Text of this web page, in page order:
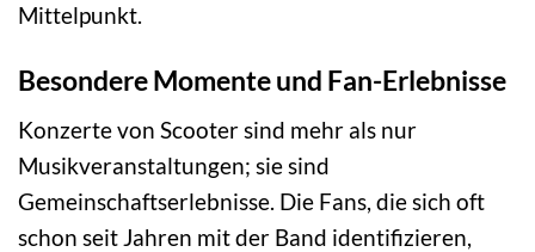
Mittelpunkt.
Besondere Momente und Fan-Erlebnisse
Konzerte von Scooter sind mehr als nur
Musikveranstaltungen; sie sind
Gemeinschaftserlebnisse. Die Fans, die sich oft
schon seit Jahren mit der Band identifizieren,